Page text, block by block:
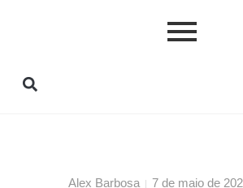
Alex Barbosa 7 de maio de